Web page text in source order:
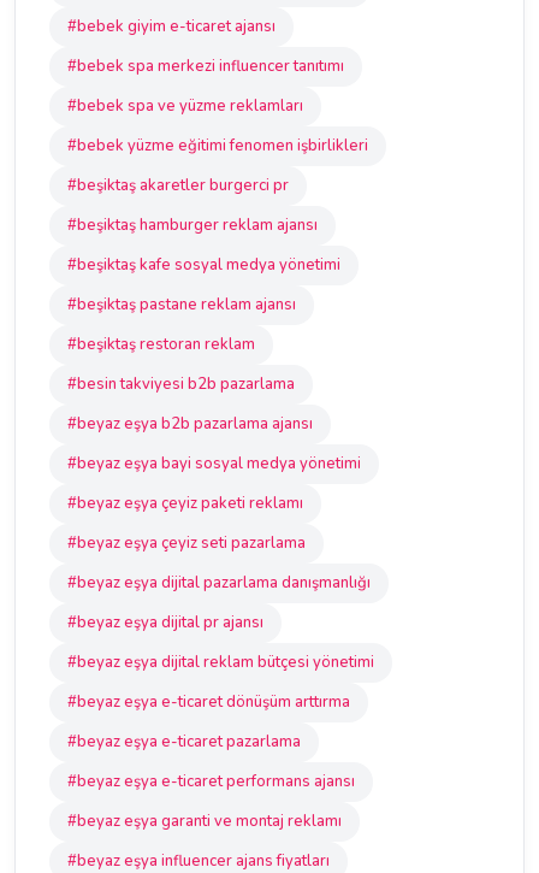
#bebek giyim e-ticaret ajansı
#bebek spa merkezi influencer tanıtımı
#bebek spa ve yüzme reklamları
#bebek yüzme eğitimi fenomen işbirlikleri
#beşiktaş akaretler burgerci pr
#beşiktaş hamburger reklam ajansı
#beşiktaş kafe sosyal medya yönetimi
#beşiktaş pastane reklam ajansı
#beşiktaş restoran reklam
#besin takviyesi b2b pazarlama
#beyaz eşya b2b pazarlama ajansı
#beyaz eşya bayi sosyal medya yönetimi
#beyaz eşya çeyiz paketi reklamı
#beyaz eşya çeyiz seti pazarlama
#beyaz eşya dijital pazarlama danışmanlığı
#beyaz eşya dijital pr ajansı
#beyaz eşya dijital reklam bütçesi yönetimi
#beyaz eşya e-ticaret dönüşüm arttırma
#beyaz eşya e-ticaret pazarlama
#beyaz eşya e-ticaret performans ajansı
#beyaz eşya garanti ve montaj reklamı
#beyaz eşya influencer ajans fiyatları